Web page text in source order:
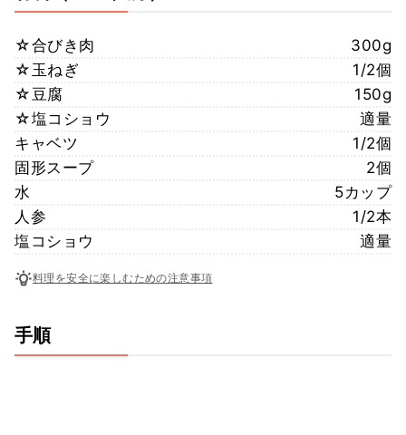
☆合びき肉
300g
☆玉ねぎ
1/2個
☆豆腐
150g
☆塩コショウ
適量
キャベツ
1/2個
固形スープ
2個
水
5カップ
人参
1/2本
塩コショウ
適量
料理を安全に楽しむための注意事項
手順